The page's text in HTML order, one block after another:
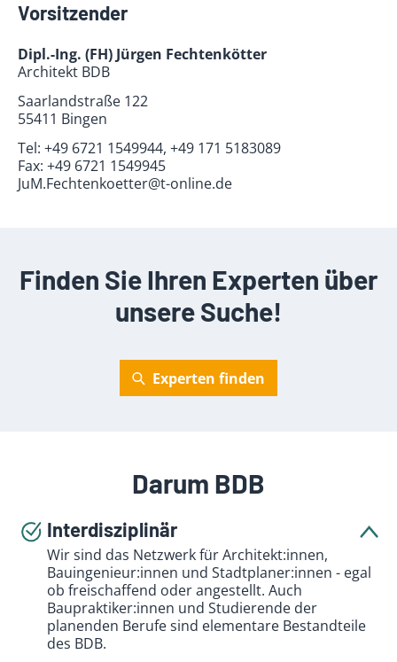
Vorsitzender
Dipl.-Ing. (FH) Jürgen Fechtenkötter
Architekt BDB
Saarlandstraße 122
55411 Bingen
Tel: +49 6721 1549944, +49 171 5183089
Fax: +49 6721 1549945
JuM.Fechtenkoetter@t-online.de
Finden Sie Ihren Experten über
unsere Suche!
Experten finden
Darum BDB
Interdisziplinär
Wir sind das Netzwerk für Architekt:innen,
Bauingenieur:innen und Stadtplaner:innen - egal
ob freischaffend oder angestellt. Auch
Baupraktiker:innen und Studierende der
planenden Berufe sind elementare Bestandteile
des BDB.